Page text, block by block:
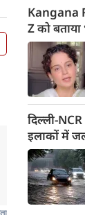
Kangana
Z को
पहले
दिल्ली-
इलाकों में
पर भरा